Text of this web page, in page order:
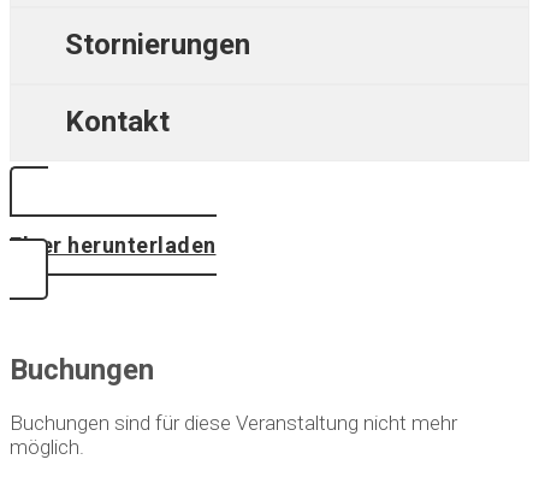
Stornierungen
Kontakt
Flyer herunterladen
Buchungen
Buchungen sind für diese Veranstaltung nicht mehr
möglich.